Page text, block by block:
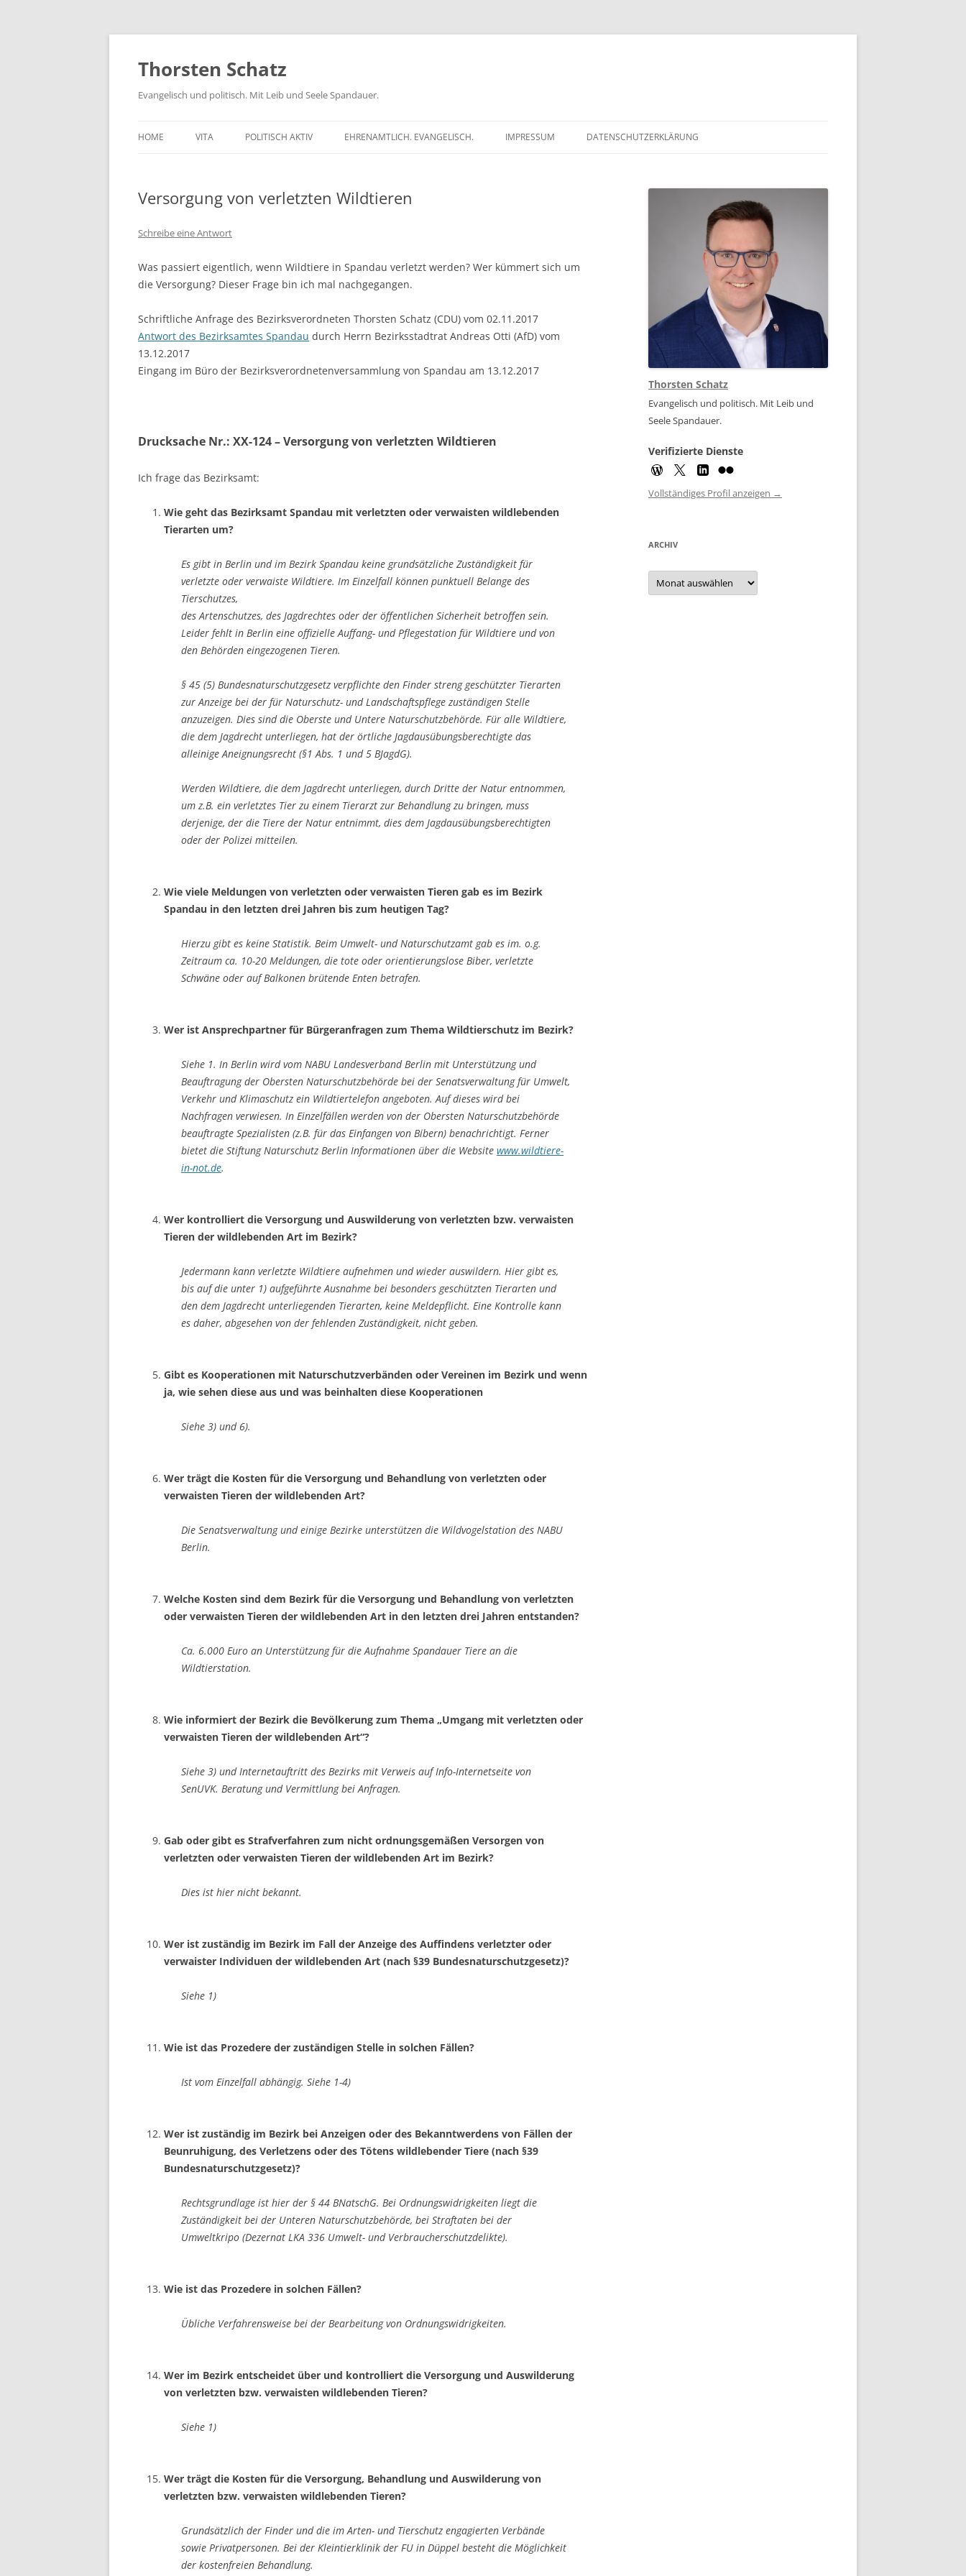
Zum
springen
Thorsten Schatz
Evangelisch und politisch. Mit Leib und Seele Spandauer.
HOME VITA POLITISCH AKTIV
SCHRIFTLICHE ANFRAGEN
EHRENAMTLICH. EVANGELISCH. IMPRESSUM DATENSCHUTZERKLÄRUNG
Versorgung von verletzten Wildtieren
Schreibe eine Antwort
Was passiert eigentlich, wenn Wildtiere in Spandau verletzt werden? Wer kümmert sich um
die Versorgung? Dieser Frage bin ich mal nachgegangen.
Schriftliche Anfrage des Bezirksverordneten Thorsten Schatz (CDU) vom 02.11.2017
Antwort des Bezirksamtes Spandau durch Herrn Bezirksstadtrat Andreas Otti (AfD) vom
13.12.2017
Eingang im Büro der Bezirksverordnetenversammlung von Spandau am 13.12.2017
Drucksache Nr.: XX-124 – Versorgung von verletzten Wildtieren
Ich frage das Bezirksamt:
Wie geht das Bezirksamt Spandau mit verletzten oder verwaisten wildlebenden
Tierarten um?
Es gibt in Berlin und im Bezirk Spandau keine grundsätzliche Zuständigkeit für
verletzte oder verwaiste Wildtiere. Im Einzelfall können punktuell Belange des
Tierschutzes,
des Artenschutzes, des Jagdrechtes oder der öffentlichen Sicherheit betroffen sein.
Leider fehlt in Berlin eine offizielle Auffang- und Pflegestation für Wildtiere und von
den Behörden eingezogenen Tieren.
§ 45 (5) Bundesnaturschutzgesetz verpflichte den Finder streng geschützter Tierarten
zur Anzeige bei der für Naturschutz- und Landschaftspflege zuständigen Stelle
anzuzeigen. Dies sind die Oberste und Untere Naturschutzbehörde. Für alle Wildtiere,
die dem Jagdrecht unterliegen, hat der örtliche Jagdausübungsberechtigte das
alleinige Aneignungsrecht (§1 Abs. 1 und 5 BJagdG).
Werden Wildtiere, die dem Jagdrecht unterliegen, durch Dritte der Natur entnommen,
um z.B. ein verletztes Tier zu einem Tierarzt zur Behandlung zu bringen, muss
derjenige, der die Tiere der Natur entnimmt, dies dem Jagdausübungsberechtigten
oder der Polizei mitteilen.
Wie viele Meldungen von verletzten oder verwaisten Tieren gab es im Bezirk
Spandau in den letzten drei Jahren bis zum heutigen Tag?
Hierzu gibt es keine Statistik. Beim Umwelt- und Naturschutzamt gab es im. o.g.
Zeitraum ca. 10-20 Meldungen, die tote oder orientierungslose Biber, verletzte
Schwäne oder auf Balkonen brütende Enten betrafen.
Wer ist Ansprechpartner für Bürgeranfragen zum Thema Wildtierschutz im Bezirk?
Siehe 1. In Berlin wird vom NABU Landesverband Berlin mit Unterstützung und
Beauftragung der Obersten Naturschutzbehörde bei der Senatsverwaltung für Umwelt,
Verkehr und Klimaschutz ein Wildtiertelefon angeboten. Auf dieses wird bei
Nachfragen verwiesen. In Einzelfällen werden von der Obersten Naturschutzbehörde
beauftragte Spezialisten (z.B. für das Einfangen von Bibern) benachrichtigt. Ferner
bietet die Stiftung Naturschutz Berlin Informationen über die Website www.wildtiere-
in-not.de.
Wer kontrolliert die Versorgung und Auswilderung von verletzten bzw. verwaisten
Tieren der wildlebenden Art im Bezirk?
Jedermann kann verletzte Wildtiere aufnehmen und wieder auswildern. Hier gibt es,
bis auf die unter 1) aufgeführte Ausnahme bei besonders geschützten Tierarten und
den dem Jagdrecht unterliegenden Tierarten, keine Meldepflicht. Eine Kontrolle kann
es daher, abgesehen von der fehlenden Zuständigkeit, nicht geben.
Gibt es Kooperationen mit Naturschutzverbänden oder Vereinen im Bezirk und wenn
ja, wie sehen diese aus und was beinhalten diese Kooperationen
Siehe 3) und 6).
Wer trägt die Kosten für die Versorgung und Behandlung von verletzten oder
verwaisten Tieren der wildlebenden Art?
Die Senatsverwaltung und einige Bezirke unterstützen die Wildvogelstation des NABU
Berlin.
Welche Kosten sind dem Bezirk für die Versorgung und Behandlung von verletzten
oder verwaisten Tieren der wildlebenden Art in den letzten drei Jahren entstanden?
Ca. 6.000 Euro an Unterstützung für die Aufnahme Spandauer Tiere an die
Wildtierstation.
Wie informiert der Bezirk die Bevölkerung zum Thema „Umgang mit verletzten oder
verwaisten Tieren der wildlebenden Art“?
Siehe 3) und Internetauftritt des Bezirks mit Verweis auf Info-Internetseite von
SenUVK. Beratung und Vermittlung bei Anfragen.
Gab oder gibt es Strafverfahren zum nicht ordnungsgemäßen Versorgen von
verletzten oder verwaisten Tieren der wildlebenden Art im Bezirk?
Dies ist hier nicht bekannt.
Wer ist zuständig im Bezirk im Fall der Anzeige des Auffindens verletzter oder
verwaister Individuen der wildlebenden Art (nach §39 Bundesnaturschutzgesetz)?
Siehe 1)
Wie ist das Prozedere der zuständigen Stelle in solchen Fällen?
Ist vom Einzelfall abhängig. Siehe 1-4)
Wer ist zuständig im Bezirk bei Anzeigen oder des Bekanntwerdens von Fällen der
Beunruhigung, des Verletzens oder des Tötens wildlebender Tiere (nach §39
Bundesnaturschutzgesetz)?
Rechtsgrundlage ist hier der § 44 BNatschG. Bei Ordnungswidrigkeiten liegt die
Zuständigkeit bei der Unteren Naturschutzbehörde, bei Straftaten bei der
Umweltkripo (Dezernat LKA 336 Umwelt- und Verbraucherschutzdelikte).
Wie ist das Prozedere in solchen Fällen?
Übliche Verfahrensweise bei der Bearbeitung von Ordnungswidrigkeiten.
Wer im Bezirk entscheidet über und kontrolliert die Versorgung und Auswilderung
von verletzten bzw. verwaisten wildlebenden Tieren?
Siehe 1)
Wer trägt die Kosten für die Versorgung, Behandlung und Auswilderung von
verletzten bzw. verwaisten wildlebenden Tieren?
Grundsätzlich der Finder und die im Arten- und Tierschutz engagierten Verbände
sowie Privatpersonen. Bei der Kleintierklinik der FU in Düppel besteht die Möglichkeit
der kostenfreien Behandlung.
Thorsten Schatz
Evangelisch und politisch. Mit Leib und
Seele Spandauer.
Verifizierte Dienste
Vollständiges Profil anzeigen →
ARCHIV
Archiv